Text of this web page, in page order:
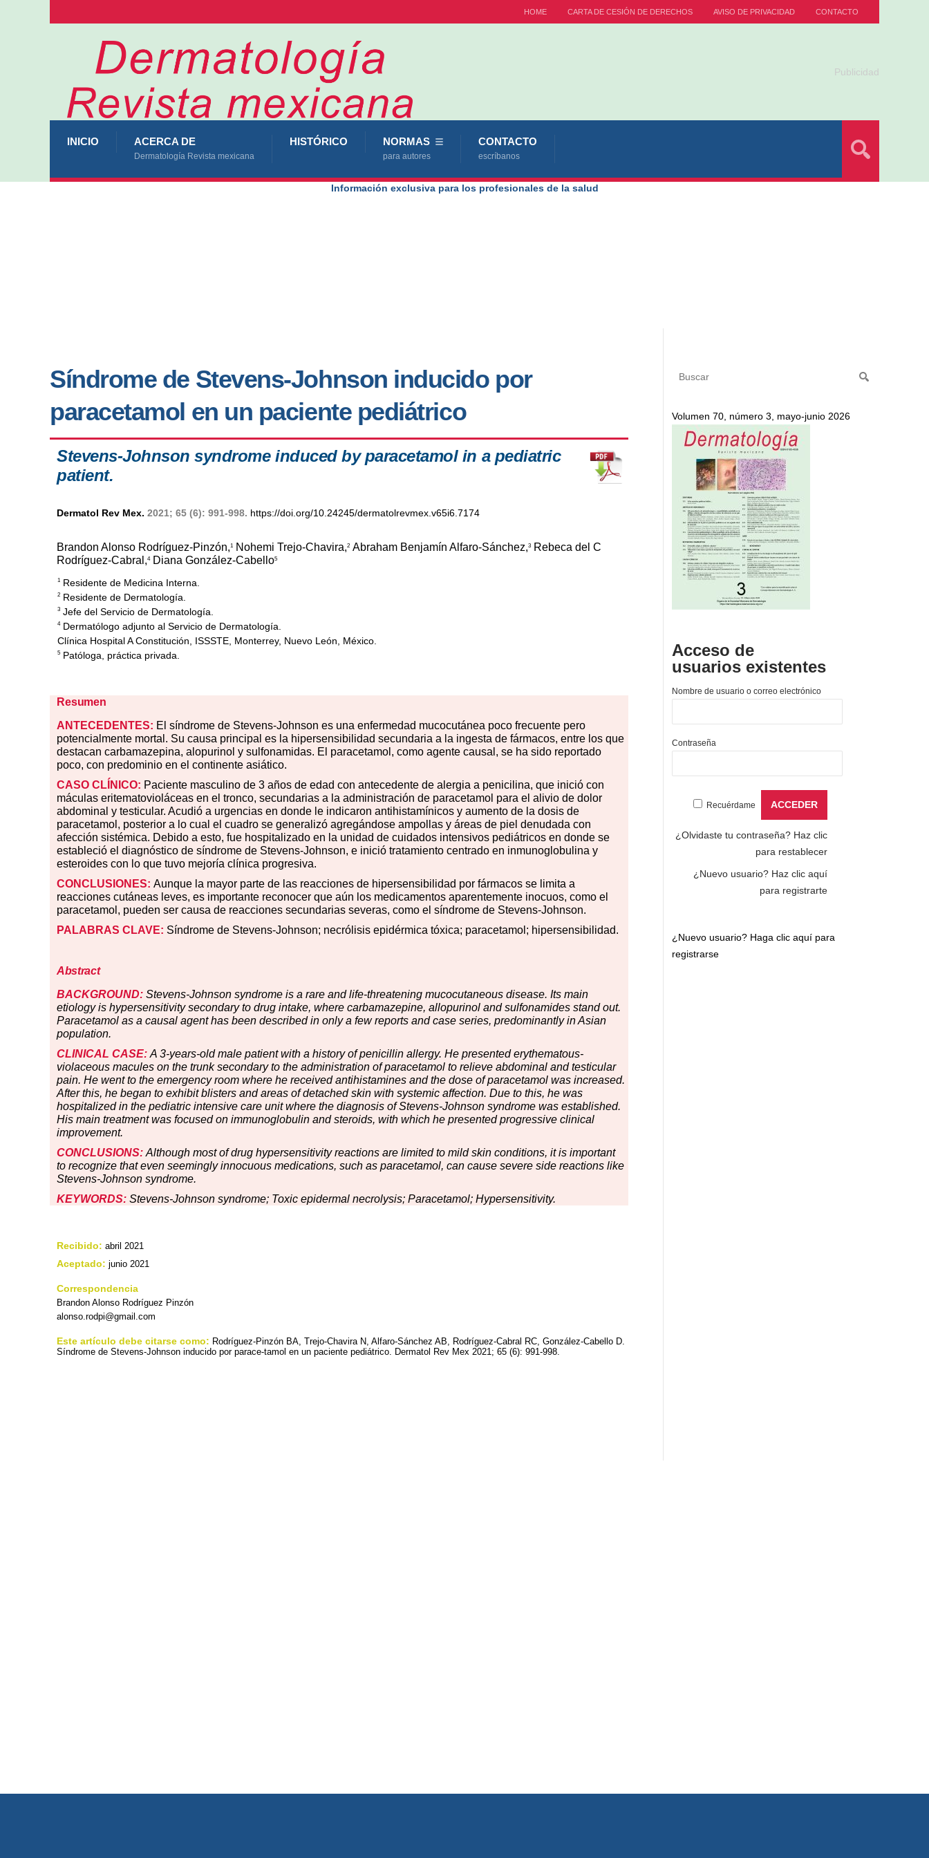
HOME CARTA DE CESIÓN DE DERECHOS AVISO DE PRIVACIDAD CONTACTO
Publicidad
INICIO ACERCA DE
Dermatología Revista mexicana
HISTÓRICO NORMAS
para autores
CONTACTO
escríbanos
Información exclusiva para los profesionales de la salud
Síndrome de Stevens-Johnson inducido por
paracetamol en un paciente pediátrico
Stevens-Johnson syndrome induced by paracetamol in a pediatric
patient.
Dermatol Rev Mex. 2021; 65 (6): 991-998. https://doi.org/10.24245/dermatolrevmex.v65i6.7174
Brandon Alonso Rodríguez-Pinzón,1 Nohemi Trejo-Chavira,2 Abraham Benjamín Alfaro-Sánchez,3
Rebeca del C
Rodríguez-Cabral,4Diana González-Cabello5
1 Residente de Medicina Interna.
2 Residente de Dermatología.
3 Jefe del Servicio de Dermatología.
4Dermatólogo adjunto al Servicio de Dermatología.
Clínica Hospital A Constitución, ISSSTE, Monterrey, Nuevo León, México.
5 Patóloga, práctica privada.
Resumen
ANTECEDENTES: El síndrome de Stevens-Johnson es una enfermedad mucocutánea poco frecuente pero
potencialmente mortal. Su causa principal es la hipersensibilidad secundaria a la ingesta de fármacos, entre los que
destacan carbamazepina, alopurinol y sulfonamidas. El paracetamol, como agente causal, se ha sido reportado
poco, con predominio en el continente asiático.
CASO CLÍNICO: Paciente masculino de 3 años de edad con antecedente de alergia a penicilina, que inició con
máculas eritematovioláceas en el tronco, secundarias a la administración de paracetamol para el alivio de dolor
abdominal y testicular. Acudió a urgencias en donde le indicaron antihistamínicos y aumento de la dosis de
paracetamol, posterior a lo cual el cuadro se generalizó agregándose ampollas y áreas de piel denudada con
afección sistémica. Debido a esto, fue hospitalizado en la unidad de cuidados intensivos pediátricos en donde se
estableció el diagnóstico de síndrome de Stevens-Johnson, e inició tratamiento centrado en inmunoglobulina y
esteroides con lo que tuvo mejoría clínica progresiva.
CONCLUSIONES: Aunque la mayor parte de las reacciones de hipersensibilidad por fármacos se limita a
reacciones cutáneas leves, es importante reconocer que aún los medicamentos aparentemente inocuos, como el
paracetamol, pueden ser causa de reacciones secundarias severas, como el síndrome de Stevens-Johnson.
PALABRAS CLAVE: Síndrome de Stevens-Johnson; necrólisis epidérmica tóxica; paracetamol; hipersensibilidad.
Abstract
BACKGROUND: Stevens-Johnson syndrome is a rare and life-threatening mucocutaneous disease. Its main
etiology is hypersensitivity secondary to drug intake, where carbamazepine, allopurinol and sulfonamides stand out.
Paracetamol as a causal agent has been described in only a few reports and case series, predominantly in Asian
population.
CLINICAL CASE: A 3-years-old male patient with a history of penicillin allergy. He presented erythematous-
violaceous macules on the trunk secondary to the administration of paracetamol to relieve abdominal and testicular
pain. He went to the emergency room where he received antihistamines and the dose of paracetamol was increased.
After this, he began to exhibit blisters and areas of detached skin with systemic affection. Due to this, he was
hospitalized in the pediatric intensive care unit where the diagnosis of Stevens-Johnson syndrome was established.
His main treatment was focused on immunoglobulin and steroids, with which he presented progressive clinical
improvement.
CONCLUSIONS: Although most of drug hypersensitivity reactions are limited to mild skin conditions, it is important
to recognize that even seemingly innocuous medications, such as paracetamol, can cause severe side reactions like
Stevens-Johnson syndrome.
KEYWORDS: Stevens-Johnson syndrome; Toxic epidermal necrolysis; Paracetamol; Hypersensitivity.
Recibido: abril 2021
Aceptado: junio 2021
Correspondencia
Brandon Alonso Rodríguez Pinzón
alonso.rodpi@gmail.com
Este artículo debe citarse como: Rodríguez-Pinzón BA, Trejo-Chavira N, Alfaro-Sánchez AB, Rodríguez-Cabral RC, González-Cabello D.
Síndrome de Stevens-Johnson inducido por parace-tamol en un paciente pediátrico. Dermatol Rev Mex 2021; 65 (6): 991-998.
Volumen 70, número 3, mayo-junio 2026
Acceso de
usuarios existentes
Nombre de usuario o correo electrónico
Contraseña
Recuérdame
¿Olvidaste tu contraseña? Haz clic
para restablecer
¿Nuevo usuario? Haz clic aquí
para registrarte
¿Nuevo usuario? Haga clic aquí para
registrarse